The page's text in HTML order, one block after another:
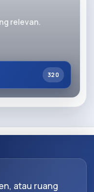
relevan.
320
atau ruang